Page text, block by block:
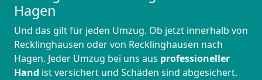
Hagen
Und das gilt für jeden Umzug. Ob jetzt innerhalb von
Recklinghausen oder von Recklinghausen nach
Hagen. Jeder Umzug bei uns aus professioneller
Hand ist versichert und Schäden sind abgesichert.